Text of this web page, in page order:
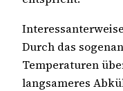
Durch das
Temperaturen
langsameres